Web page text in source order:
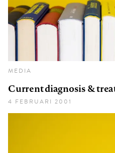
MEDIA
Current diagnosis &
4 FEBRUARI 2001